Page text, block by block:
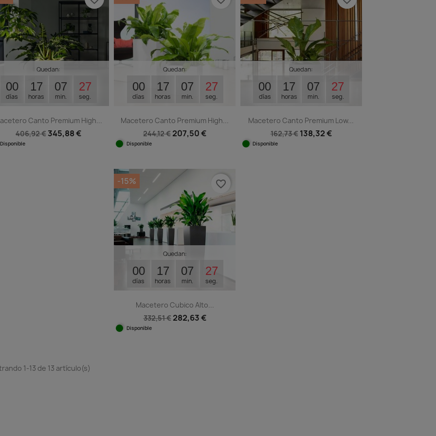
Quedan:
00
días
17
horas
07
min.
26
seg.
Canto Premium High...
406,92 € 345,88 €
Disponible
Quedan:
00
días
17
horas
07
min.
26
seg.
Macetero Canto Premium High...
244,12 € 207,50 €
Disponible
Quedan:
00
días
17
horas
07
min.
26
seg.
Macetero Canto Premium Low...
162,73 € 138,32 €
Disponible
Quedan:
00
días
17
horas
07
min.
26
seg.
Macetero Cubico Alto...
332,51 € 282,63 €
Disponible
-15% favorite_border
1-13 de 13 artículo(s)